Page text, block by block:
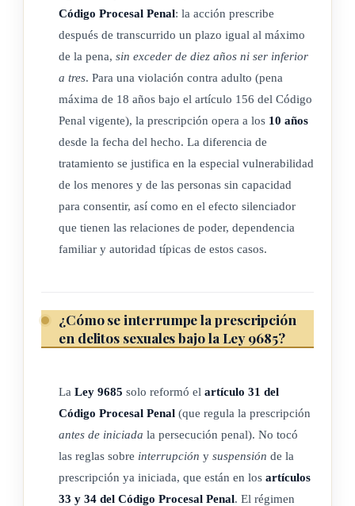
Código Procesal Penal: la acción prescribe
después de transcurrido un plazo igual al máximo
de la pena, sin exceder de diez años ni ser inferior
a tres. Para una violación contra adulto (pena
máxima de 18 años bajo el artículo 156 del Código
Penal vigente), la prescripción opera a los 10 años
desde la fecha del hecho. La diferencia de
tratamiento se justifica en la especial vulnerabilidad
de los menores y de las personas sin capacidad
para consentir, así como en el efecto silenciador
que tienen las relaciones de poder, dependencia
familiar y autoridad típicas de estos casos.
¿Cómo se interrumpe la prescripción
en delitos sexuales bajo la Ley 9685?
La Ley 9685 solo reformó el artículo 31 del
Código Procesal Penal (que regula la prescripción
antes de iniciada la persecución penal). No tocó
las reglas sobre interrupción y suspensión de la
prescripción ya iniciada, que están en los artículos
33 y 34 del Código Procesal Penal. El régimen